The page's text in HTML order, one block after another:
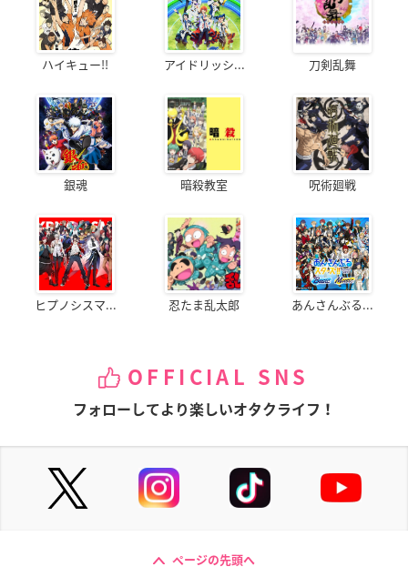
ハイキュー!! アイドリッシ... 刀剣乱舞
銀魂 暗殺教室 呪術廻戦
ヒプノシスマ... 忍たま乱太郎 あんさんぶる...
OFFICIAL SNS
フォローしてより楽しいオタクライフ！
ページの先頭へ